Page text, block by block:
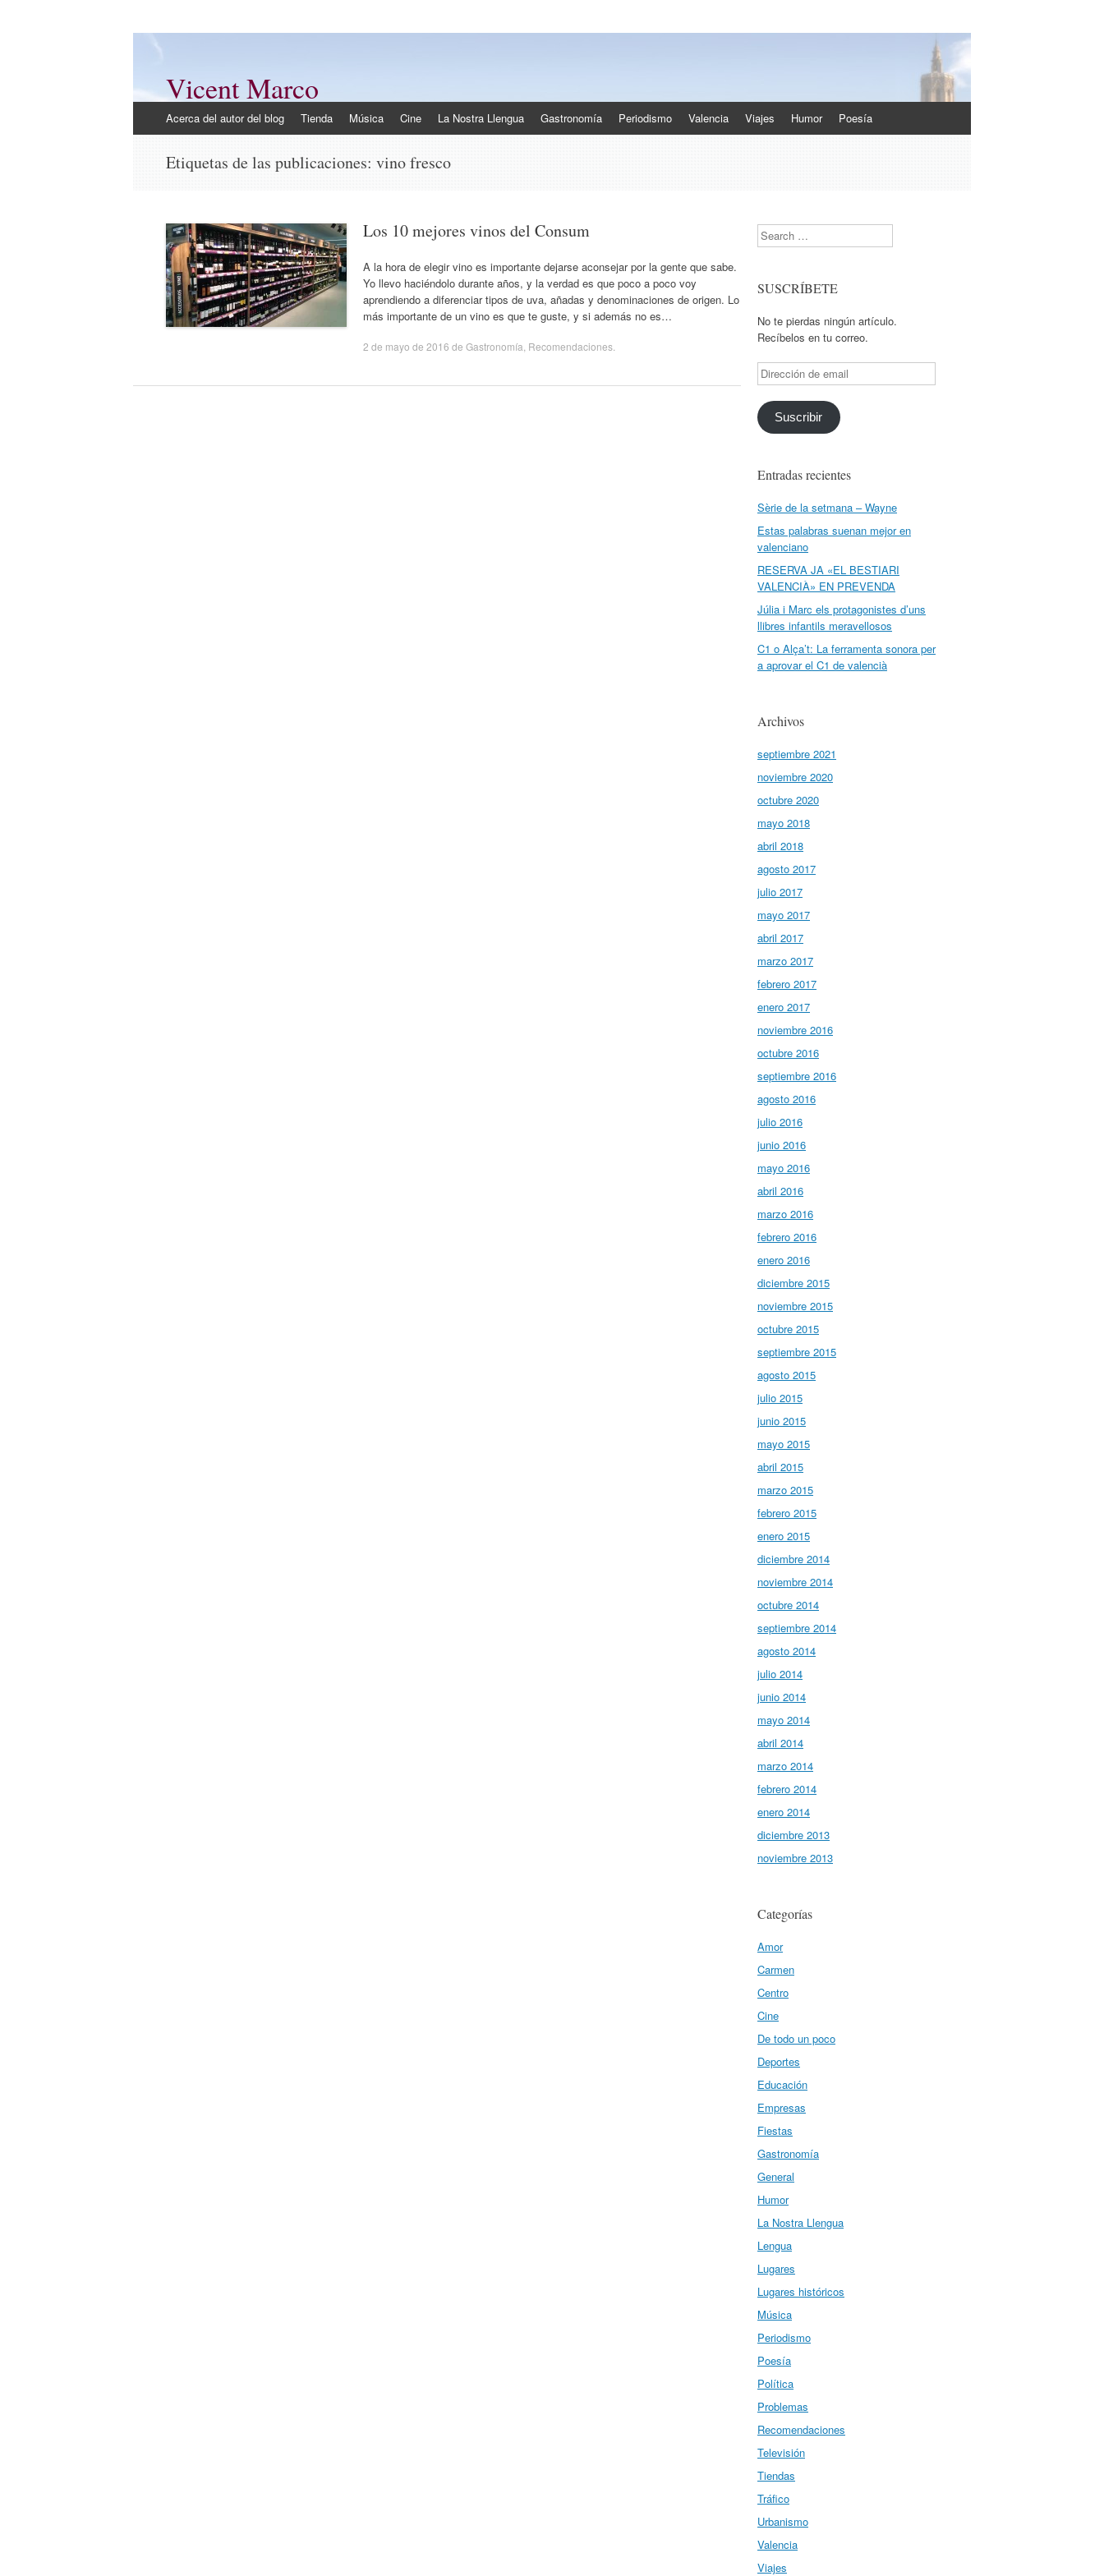
Vicent Marco
al
Acerca del autor del blog Tienda Música Cine La Nostra Llengua Gastronomía Periodismo Valencia Viajes Humor Poesía
Etiquetas de las publicaciones: vino fresco
Los 10 mejores vinos del Consum
A la hora de elegir vino es importante dejarse aconsejar por la gente que sabe.
Yo llevo haciéndolo durante años, y la verdad es que poco a poco voy
aprendiendo a diferenciar tipos de uva, añadas y denominaciones de origen. Lo
más importante de un vino es que te guste, y si además no es…
2 de mayo de 2016 de Gastronomía Recomendaciones
Search
SUSCRÍBETE
No te pierdas ningún artículo.
Recíbelos en tu correo.
Dirección
de
email
Suscribir
Entradas recientes
Sèrie de la setmana – Wayne
Estas palabras suenan mejor en
valenciano
RESERVA JA «EL BESTIARI
VALENCIÀ» EN PREVENDA
Júlia i Marc els protagonistes d’uns
llibres infantils meravellosos
C1 o Alça’t: La ferramenta sonora per
a aprovar el C1 de valencià
Archivos
septiembre 2021
noviembre 2020
octubre 2020
mayo 2018
abril 2018
agosto 2017
julio 2017
mayo 2017
abril 2017
marzo 2017
febrero 2017
enero 2017
noviembre 2016
octubre 2016
septiembre 2016
agosto 2016
julio 2016
junio 2016
mayo 2016
abril 2016
marzo 2016
febrero 2016
enero 2016
diciembre 2015
noviembre 2015
octubre 2015
septiembre 2015
agosto 2015
julio 2015
junio 2015
mayo 2015
abril 2015
marzo 2015
febrero 2015
enero 2015
diciembre 2014
noviembre 2014
octubre 2014
septiembre 2014
agosto 2014
julio 2014
junio 2014
mayo 2014
abril 2014
marzo 2014
febrero 2014
enero 2014
diciembre 2013
noviembre 2013
Categorías
Amor
Carmen
Centro
Cine
De todo un poco
Deportes
Educación
Empresas
Fiestas
Gastronomía
General
Humor
La Nostra Llengua
Lengua
Lugares
Lugares históricos
Música
Periodismo
Poesía
Política
Problemas
Recomendaciones
Televisión
Tiendas
Tráfico
Urbanismo
Valencia
Viajes